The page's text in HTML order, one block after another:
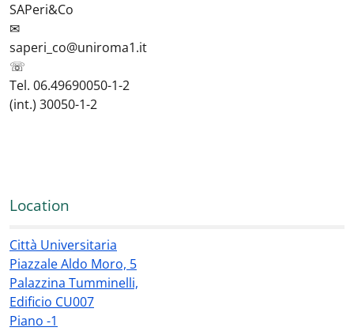
SAPeri&Co
✉
saperi_co@uniroma1.it
☏
Tel. 06.49690050-1-2
(int.) 30050-1-2
Location
Città Universitaria
Piazzale Aldo Moro, 5
Palazzina Tumminelli,
Edificio CU007
Piano -1